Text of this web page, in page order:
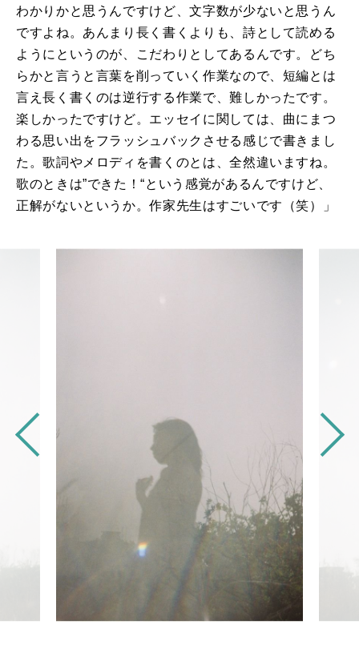
わかりかと思うんですけど、文字数が少ないと思うん
ですよね。あんまり長く書くよりも、詩として読める
ようにというのが、こだわりとしてあるんです。どち
らかと言うと言葉を削っていく作業なので、短編とは
言え長く書くのは逆行する作業で、難しかったです。
楽しかったですけど。エッセイに関しては、曲にまつ
わる思い出をフラッシュバックさせる感じで書きまし
た。歌詞やメロディを書くのとは、全然違いますね。
歌のときは”できた！“という感覚があるんですけど、
正解がないというか。作家先生はすごいです（笑）」